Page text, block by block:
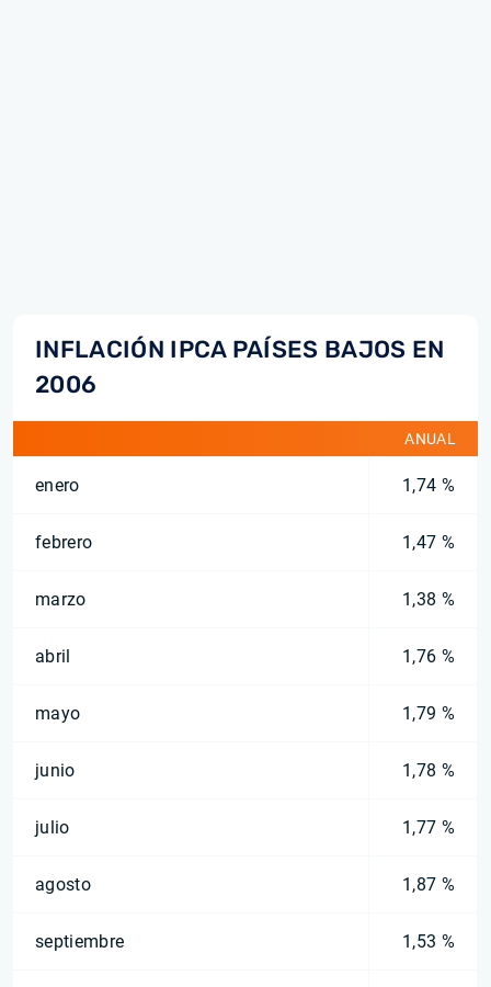
INFLACIÓN IPCA PAÍSES BAJOS EN
2006
ANUAL
enero 1,74 %
febrero 1,47 %
marzo 1,38 %
abril 1,76 %
mayo 1,79 %
junio 1,78 %
julio 1,77 %
agosto 1,87 %
septiembre 1,53 %